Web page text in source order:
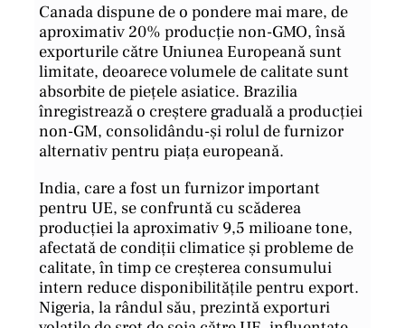
Canada dispune de o pondere mai mare, de
aproximativ 20% producție non-GMO, însă
exporturile către Uniunea Europeană sunt
limitate, deoarece volumele de calitate sunt
absorbite de piețele asiatice. Brazilia
înregistrează o creștere graduală a producției
non-GM, consolidându-și rolul de furnizor
alternativ pentru piața europeană.
India, care a fost un furnizor important
pentru UE, se confruntă cu scăderea
producției la aproximativ 9,5 milioane tone,
afectată de condiții climatice și probleme de
calitate, în timp ce creșterea consumului
intern reduce disponibilitățile pentru export.
Nigeria, la rândul său, prezintă exporturi